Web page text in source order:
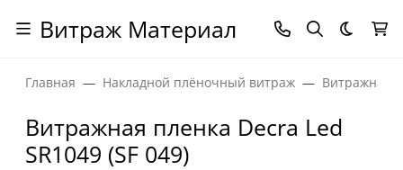
Витраж Материал Темная
Главная Накладной плёночный витраж Витражная
Витражная пленка Decra Led
SR1049 (SF 049)